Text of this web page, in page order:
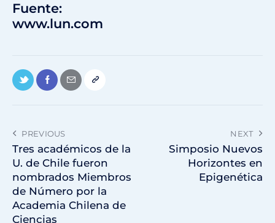
Fuente:
www.lun.com
PREVIOUS
Tres académicos de la
U. de Chile fueron
nombrados Miembros
de Número por la
Academia Chilena de
Ciencias
NEXT
Simposio Nuevos
Horizontes en
Epigenética